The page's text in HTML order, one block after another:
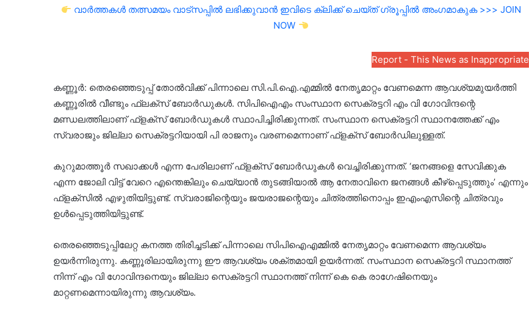
വാർത്തകൾ തത്സമയം വാട്സപ്പിൽ ലഭിക്കുവാൻ ഇവിടെ ക്ലിക്ക് ചെയ്ത് ഗ്രൂപ്പിൽ അംഗമാകുക >>> JOIN
NOW
Report - This News as Inappropriate
കണ്ണൂര്‍: തെരഞ്ഞെടുപ്പ് തോൽവിക്ക് പിന്നാലെ സി.പി.ഐ.എമ്മിൽ നേതൃമാറ്റം വേണമെന്ന ആവശ്യമുയർത്തി
കണ്ണൂരിൽ വീണ്ടും ഫ്ലക്സ് ബോർഡുകൾ. സിപിഐഎം സംസ്ഥാന സെക്രട്ടറി എം വി ഗോവിന്ദന്റെ
മണ്ഡലത്തിലാണ് ഫ്‌ളക്‌സ് ബോര്‍ഡുകള്‍ സ്ഥാപിച്ചിരിക്കുന്നത്. സംസ്ഥാന സെക്രട്ടറി സ്ഥാനത്തേക്ക് എം
സ്വരാജും ജില്ലാ സെക്രട്ടറിയായി പി രാജനും വരണമെന്നാണ് ഫ്‌ളക്‌സ് ബോര്‍ഡിലുള്ളത്.
കുറുമാത്തൂര്‍ സഖാക്കള്‍ എന്ന പേരിലാണ് ഫ്‌ളക്‌സ് ബോര്‍ഡുകള്‍ വെച്ചിരിക്കുന്നത്. ‘ജനങ്ങളെ സേവിക്കുക
എന്ന ജോലി വിട്ട് വേറെ എന്തെങ്കിലും ചെയ്യാന്‍ തുടങ്ങിയാല്‍ ആ നേതാവിനെ ജനങ്ങള്‍ കീഴ്‌പ്പെടുത്തും’ എന്നും
ഫ്‌ളക്‌സില്‍ എഴുതിയിട്ടുണ്ട്. സ്വരാജിന്റെയും ജയരാജന്റെയും ചിത്രത്തിനൊപ്പം ഇഎംഎസിന്റെ ചിത്രവും
ഉള്‍പ്പെടുത്തിയിട്ടുണ്ട്.
തെരഞ്ഞെടുപ്പിലേറ്റ കനത്ത തിരിച്ചടിക്ക് പിന്നാലെ സിപിഐഎമ്മില്‍ നേതൃമാറ്റം വേണമെന്ന ആവശ്യം
ഉയര്‍ന്നിരുന്നു. കണ്ണൂരിലായിരുന്നു ഈ ആവശ്യം ശക്തമായി ഉയര്‍ന്നത്. സംസ്ഥാന സെക്രട്ടറി സ്ഥാനത്ത്
നിന്ന് എം വി ഗോവിന്ദനെയും ജില്ലാ സെക്രട്ടറി സ്ഥാനത്ത് നിന്ന് കെ കെ രാഗേഷിനെയും
മാറ്റണമെന്നായിരുന്നു ആവശ്യം.